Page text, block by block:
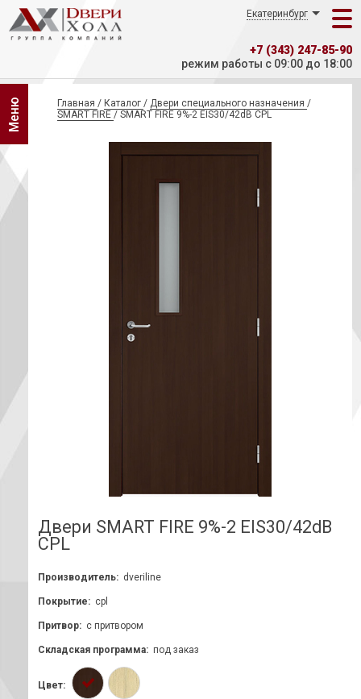
Екатеринбург
+7 (343) 247-85-90
режим работы с 09:00 до 18:00
Меню Главная / Каталог / Двери специального назначения /
SMART FIRE / SMART FIRE 9%-2 EIS30/42dB CPL
Двери SMART FIRE 9%-2 EIS30/42dB
CPL
Производитель: dveriline
Покрытие: cpl
Притвор: с притвором
Складская программа: под заказ
Цвет: